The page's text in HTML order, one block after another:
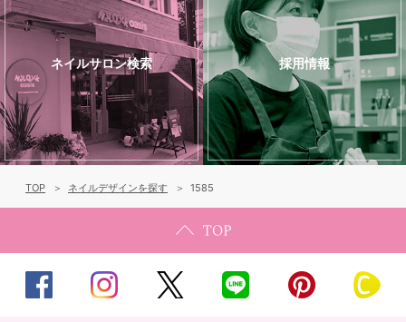
ネイルサロン検索 採用情報
TOP ネイルデザインを探す 1585